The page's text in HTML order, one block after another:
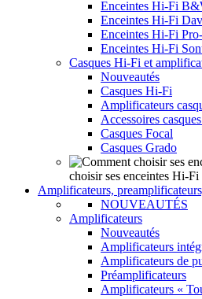
Enceintes Hi-Fi
Enceintes Hi-Fi
Enceintes Hi-Fi
Enceintes Hi-Fi
Casques Hi-Fi et
Nouveautés
Casques Hi-Fi
Amplificateurs
Accessoires
Casques Focal
Casques Grado
choisir ses enceintes Hi-Fi
Amplificateurs,
NOUVEAUTÉS
Amplificateurs
Nouveautés
Amplificateurs
Amplificateurs de
Préamplificateurs
Amplificateurs «